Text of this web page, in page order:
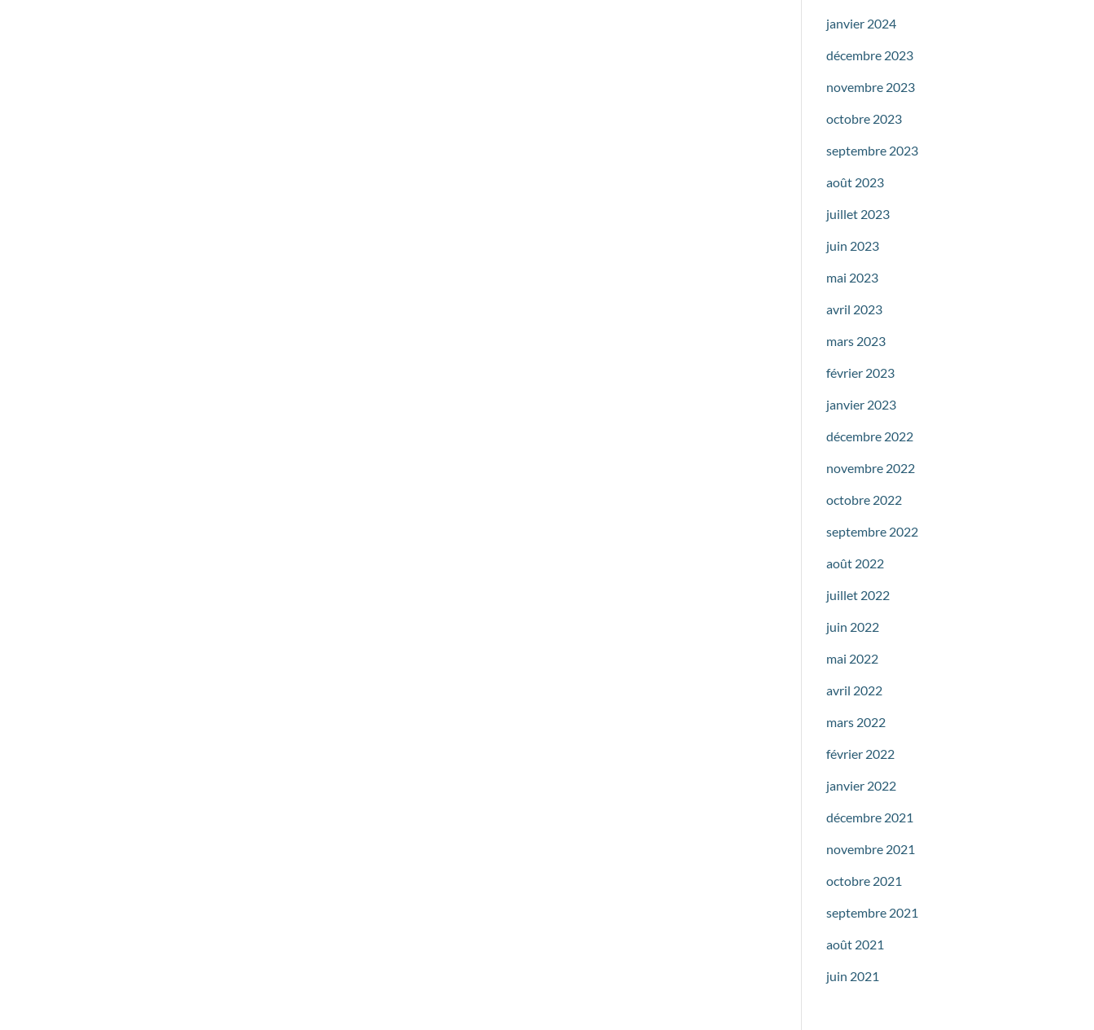
janvier 2024
décembre 2023
novembre 2023
octobre 2023
septembre 2023
août 2023
juillet 2023
juin 2023
mai 2023
avril 2023
mars 2023
février 2023
janvier 2023
décembre 2022
novembre 2022
octobre 2022
septembre 2022
août 2022
juillet 2022
juin 2022
mai 2022
avril 2022
mars 2022
février 2022
janvier 2022
décembre 2021
novembre 2021
octobre 2021
septembre 2021
août 2021
juin 2021